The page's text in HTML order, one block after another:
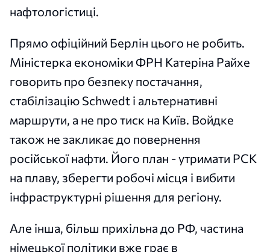
нафтологістиці.
Прямо офіційний Берлін цього не робить.
Міністерка економіки ФРН Катеріна Райхе
говорить про безпеку постачання,
стабілізацію Schwedt і альтернативні
маршрути, а не про тиск на Київ. Войдке
також не закликає до повернення
російської нафти. Його план - утримати PCK
на плаву, зберегти робочі місця і вибити
інфраструктурні рішення для регіону.
Але інша, більш прихільна до РФ, частина
німецької політики вже грає в